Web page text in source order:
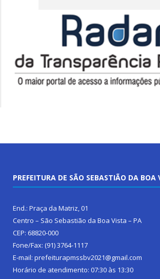
PREFEITURA DE SÃO SEBASTIÃO DA BOA
End.: Praça da Matriz, 01
Centro – São Sebastião da Boa Vista – PA
CEP: 68820-000
Fone/Fax: (91) 3764-1117
E-mail: prefeiturapmssbv2021@gmail.com
Horário de atendimento: 07:30 às 13:30